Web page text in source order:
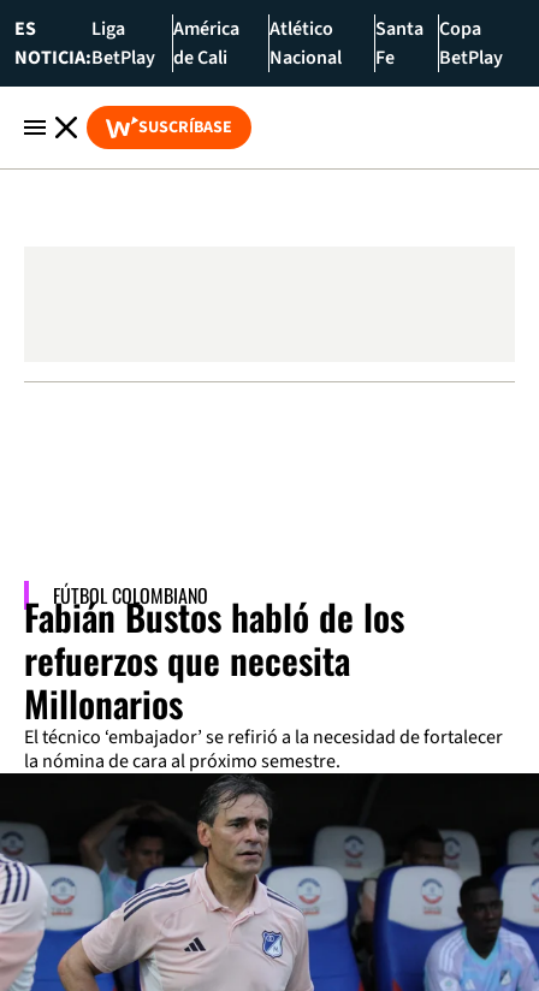
ES
NOTICIA:
Liga
BetPlay
América
de Cali
Atlético
Nacional
Santa
Fe
Copa
BetPlay
SUSCRÍBASE
FÚTBOL COLOMBIANO
Fabián Bustos habló de los
refuerzos que necesita
Millonarios
El técnico ‘embajador’ se refirió a la necesidad de fortalecer
la nómina de cara al próximo semestre.